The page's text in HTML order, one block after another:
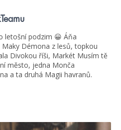
letošní podzim 😀 Áňa
Démona z lesů, topkou
Divokou říši, Markét Musím tě
město, jedna Monča
a ta druhá Magii havranů.